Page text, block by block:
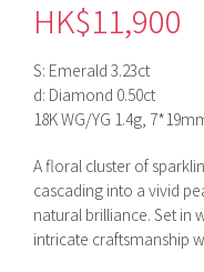
HK$11,900
S: Emerald 3.23ct
d: Diamond 0.50ct
18K WG/YG 1.4g,
A floral cluster of
cascading into a vivid
natural brilliance. Set in
intricate craftsmanship